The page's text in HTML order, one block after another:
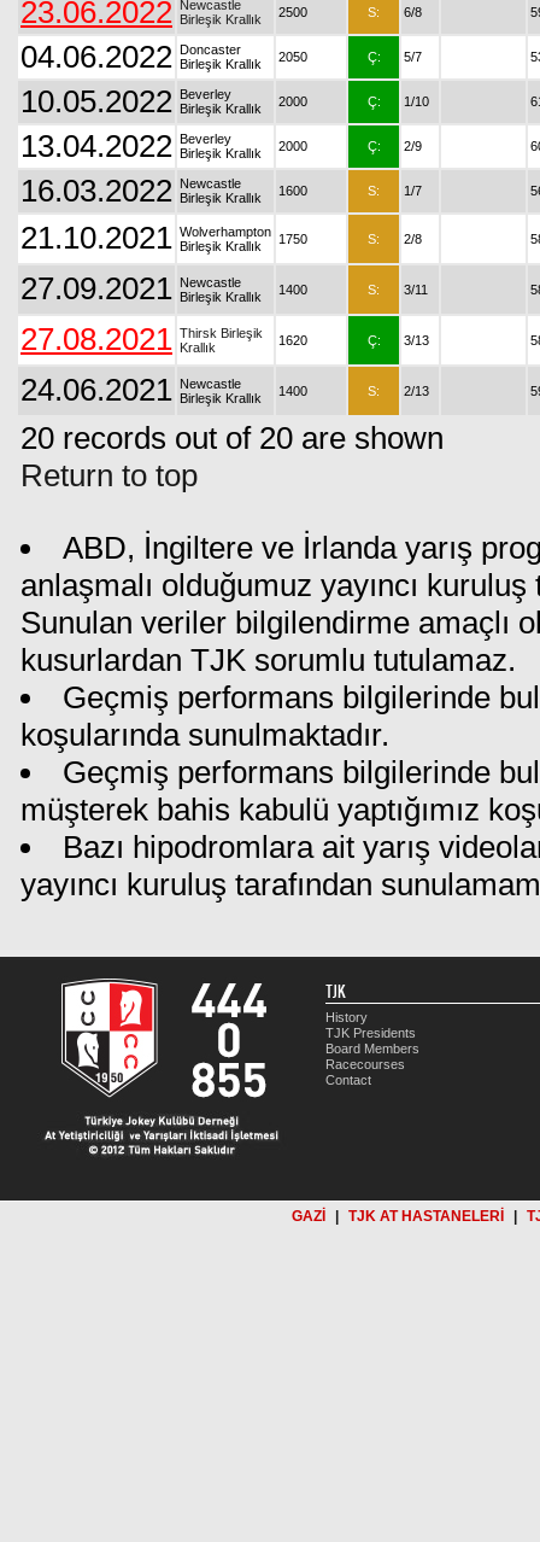
23.06.2022 Newcastle
Birleşik Krallık
2500 S: 6/8
04.06.2022 Doncaster
Birleşik Krallık
2050 Ç: 5/7
10.05.2022 Beverley
Birleşik Krallık
2000 Ç: 1/10
13.04.2022 Beverley
Birleşik Krallık
2000 Ç: 2/9
16.03.2022 Newcastle
Birleşik Krallık
1600 S: 1/7
21.10.2021 Wolverhampton
Birleşik Krallık
1750 S: 2/8
27.09.2021 Newcastle
Birleşik Krallık
1400 S: 3/11
27.08.2021 Thirsk Birleşik
Krallık
1620 Ç: 3/13
24.06.2021 Newcastle
Birleşik Krallık
1400 S: 2/13
20 records out of 20 are shown
Return to top
ABD, İngiltere ve İrlanda yarış
anlaşmalı olduğumuz yayıncı
Sunulan veriler bilgilendirme amaçlı
kusurlardan TJK sorumlu tutulamaz.
Geçmiş performans bilgilerinde
koşularında sunulmaktadır.
Geçmiş performans bilgilerinde
müşterek bahis kabulü yaptığımız
Bazı hipodromlara ait yarış
yayıncı kuruluş tarafından
TJK
History
TJK Presidents
Board Members
Racecourses
Contact
GAZİ TJK AT HASTANELERİ